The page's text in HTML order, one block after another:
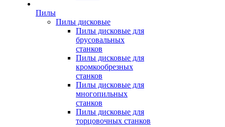
Пилы
Пилы дисковые
Пилы дисковые для
брусовальных
станков
Пилы дисковые для
кромкообрезных
станков
Пилы дисковые для
многопильных
станков
Пилы дисковые для
торцовочных станков